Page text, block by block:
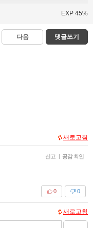
EXP 45%
다음 댓글쓰기
새로고침
신고 | 공감 확인
0
0
새로고침